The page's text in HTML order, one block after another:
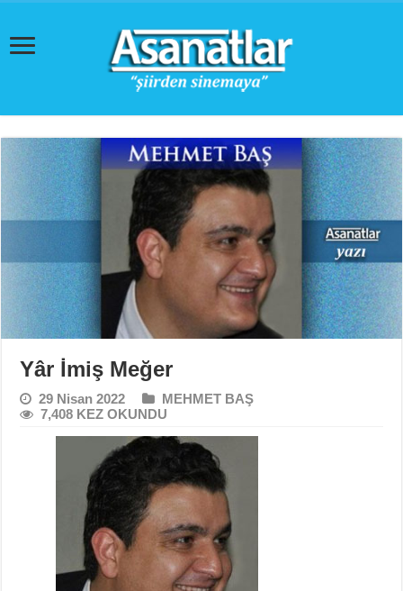
Yâr İmiş Meğer
29 Nisan 2022
MEHMET BAŞ
7,408 KEZ OKUNDU